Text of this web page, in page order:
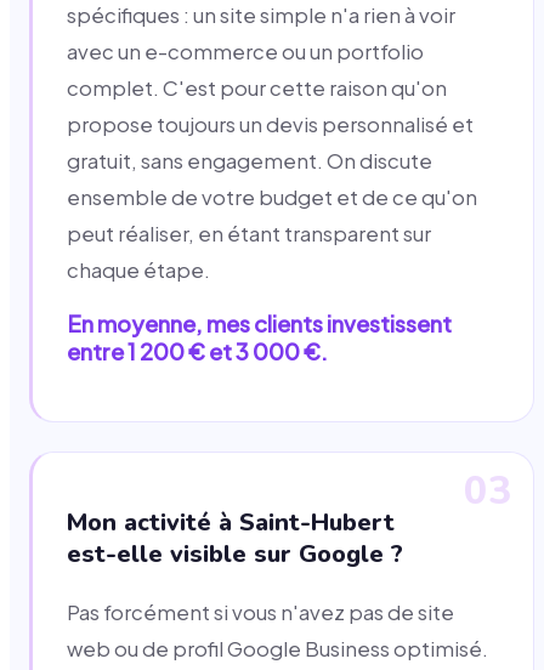
spécifiques : un site simple n'a rien à voir
avec un e-commerce ou un portfolio
complet. C'est pour cette raison qu'on
propose toujours un devis personnalisé et
gratuit, sans engagement. On discute
ensemble de votre budget et de ce qu'on
peut réaliser, en étant transparent sur
chaque étape.
En moyenne, mes clients investissent
entre 1 200 € et 3 000 €.
03
Mon activité à Saint-Hubert
est-elle visible sur Google ?
Pas forcément si vous n'avez pas de site
web ou de profil Google Business optimisé.